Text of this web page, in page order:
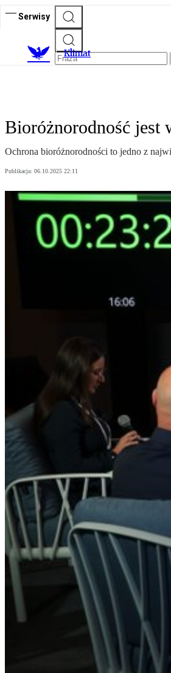
Serwisy
Klimat
Bioróżnorodność jest
Ochrona bioróżnorodności to jedno z
Publikacja: 06.10.2025 22:11